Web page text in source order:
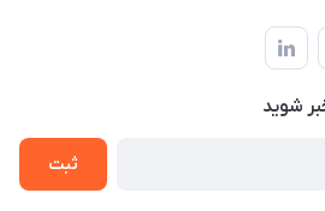
شوید
ثبت